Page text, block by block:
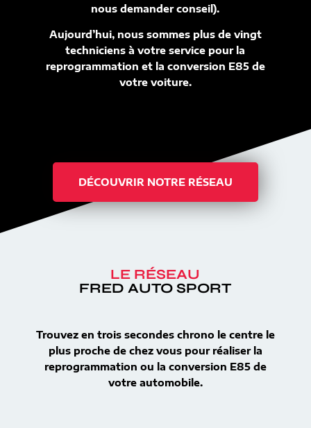
nous demander conseil).
Aujourd’hui, nous sommes plus de vingt
techniciens à votre service pour la
reprogrammation et la conversion E85 de
votre voiture.
DÉCOUVRIR NOTRE RÉSEAU
LE RÉSEAU
FRED AUTO SPORT
Trouvez en trois secondes chrono le centre le
plus proche de chez vous pour réaliser la
reprogrammation ou la conversion E85 de
votre automobile.